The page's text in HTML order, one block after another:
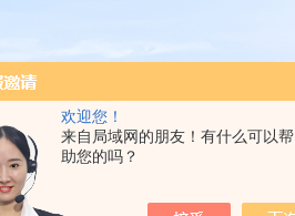
欢迎您！
来自局域网的朋友！有什么可以帮
助您的吗？